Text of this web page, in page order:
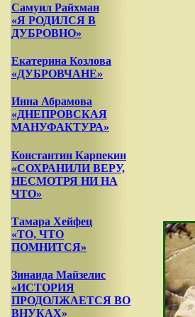
Самуил Райхман
«Я РОДИЛСЯ В
ДУБРОВНО»
Екатерина Козлова
«ДУБРОВЧАНЕ»
Инна Абрамова
«ДНЕПРОВСКАЯ
МАНУФАКТУРА»
Константин Карпекин
«СОХРАНИЛИ ВЕРУ,
НЕСМОТРЯ НИ НА
ЧТО»
Тамара Хейфец
«ТО, ЧТО
ПОМНИТСЯ»
Зинаида Майзелис
«ИСТОРИЯ
ПРОДОЛЖАЕТСЯ ВО
ВНУКАХ»